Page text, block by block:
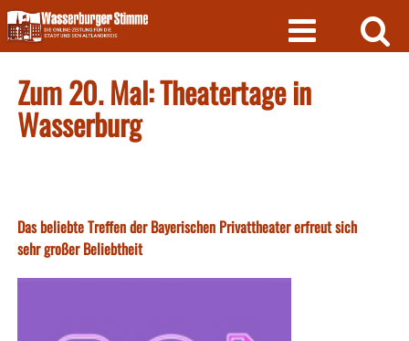
Skip
to
content
Zum 20. Mal: Theatertage in
Wasserburg
Das beliebte Treffen der Bayerischen Privattheater erfreut sich
sehr großer Beliebtheit